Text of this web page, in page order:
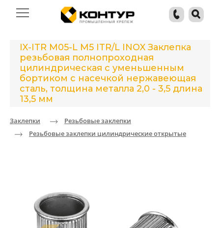
IX-ITR M05-L M5 ITR/L INOX Заклепка
резьбовая полнопроходная
цилиндрическая с уменьшенным
бортиком с насечкой нержавеющая
сталь, толщина металла 2,0 - 3,5 длина
13,5 мм
Заклепки
Резьбовые заклепки
Резьбовые заклепки цилиндрические открытые